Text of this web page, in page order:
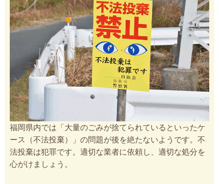
福岡県内では「大量のごみが捨てられているといったケ
ース（不法投棄）」の問題が後を絶たないようです。不
法投棄は犯罪です。適切な業者に依頼し、適切な処分を
心がけましょう。